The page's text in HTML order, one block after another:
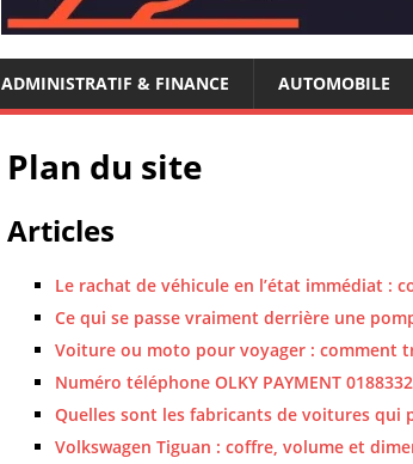
ADMINISTRATIF & FINANCE AUTOMOBILE
Plan du site
Articles
Le rachat de véhicule en l’état immédiat :
Ce qui se passe vraiment derrière une
Voiture ou moto pour voyager : comment
Numéro téléphone OLKY PAYMENT
Quelles sont les fabricants de voitures qui
Volkswagen Tiguan : coffre, volume et